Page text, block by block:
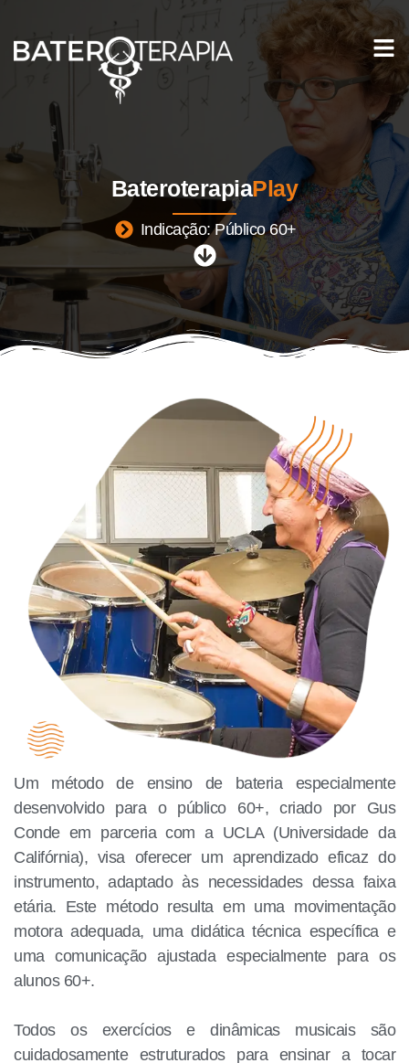
BateroterapiaPlay
Indicação: Público 60+
Um método de ensino de bateria especialmente
desenvolvido para o público 60+, criado por Gus
Conde em parceria com a UCLA (Universidade da
Califórnia), visa oferecer um aprendizado eficaz do
instrumento, adaptado às necessidades dessa faixa
etária. Este método resulta em uma movimentação
motora adequada, uma didática técnica específica e
uma comunicação ajustada especialmente para os
alunos 60+.
Todos os exercícios e dinâmicas musicais são
cuidadosamente estruturados para ensinar a tocar